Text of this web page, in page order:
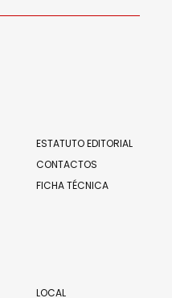
ESTATUTO EDITORIAL
CONTACTOS
FICHA TÉCNICA
LOCAL